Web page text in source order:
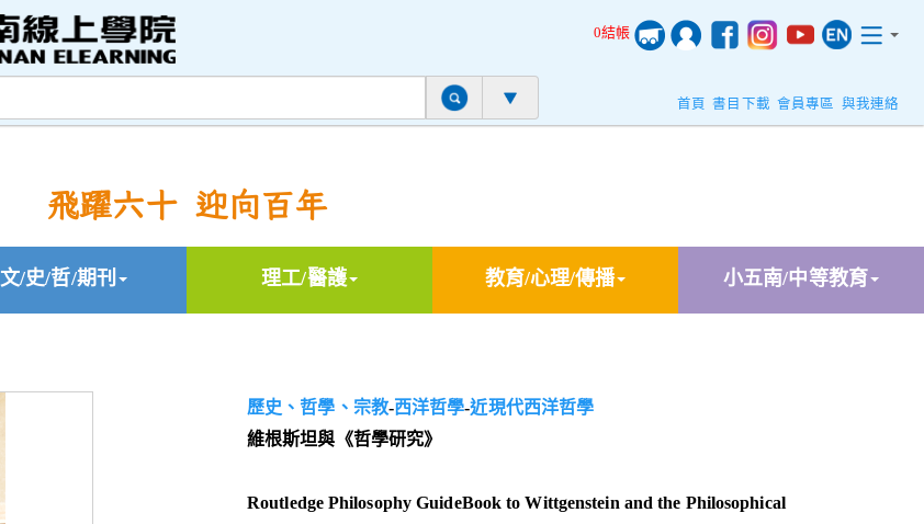
0結帳
首頁 書目下載 會員專區 與我連絡
飛躍六十 迎向百年
文/史/哲/期刊 理工/醫護 教育/心理/傳播 小五南/中等教育
歷史、哲學、宗教-西洋哲學-近現代西洋哲學
維根斯坦與《哲學研究》
Routledge Philosophy GuideBook to Wittgenstein and the Philosophical